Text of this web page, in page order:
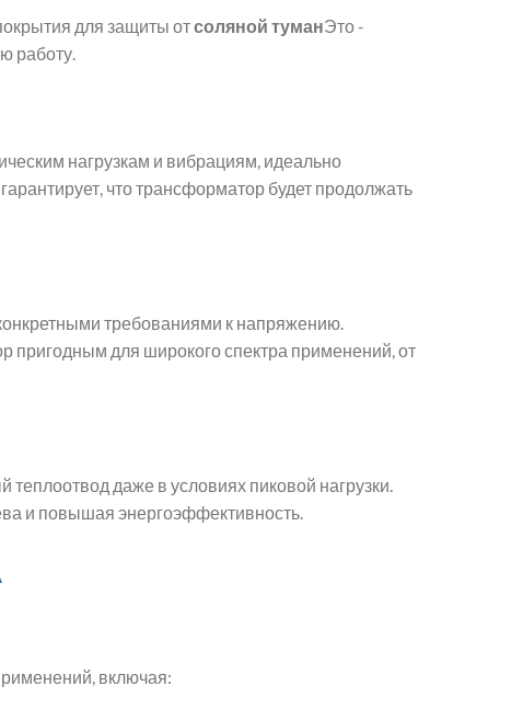
для защиты отсоляной туманЭто -
работу.
нагрузкам и вибрациям, идеально
что трансформатор будет продолжать
требованиями к напряжению.
пригодным для широкого спектра применений, от
теплоотвод даже в условиях пиковой нагрузки.
и повышая энергоэффективность.
включая: